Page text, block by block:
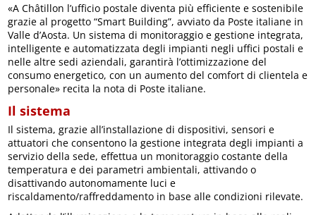
«A Châtillon l’ufficio postale diventa più efficiente e sostenibile
grazie al progetto “Smart Building”, avviato da Poste italiane in
Valle d’Aosta. Un sistema di monitoraggio e gestione integrata,
intelligente e automatizzata degli impianti negli uffici postali e
nelle altre sedi aziendali, garantirà l’ottimizzazione del
consumo energetico, con un aumento del comfort di clientela e
personale» recita la nota di Poste italiane.
Il sistema
Il sistema, grazie all’installazione di dispositivi, sensori e
attuatori che consentono la gestione integrata degli impianti a
servizio della sede, effettua un monitoraggio costante della
temperatura e dei parametri ambientali, attivando o
disattivando autonomamente luci e
riscaldamento/raffreddamento in base alle condizioni rilevate.